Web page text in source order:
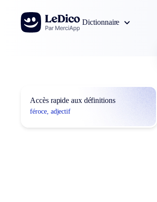
Aller au contenu
Dictionnaire
Accès rapide aux définitions
féroce, adjectif